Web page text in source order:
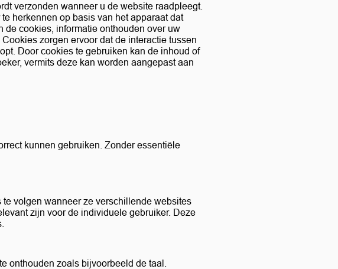
verzonden wanneer u de website raadpleegt.
herkennen op basis van het apparaat dat
cookies, informatie onthouden over uw
zorgen ervoor dat de interactie tussen
Door cookies te gebruiken kan de inhoud of
vermits deze kan worden aangepast aan
kunnen gebruiken. Zonder essentiële
volgen wanneer ze verschillende websites
zijn voor de individuele gebruiker. Deze
onthouden zoals bijvoorbeeld de taal.